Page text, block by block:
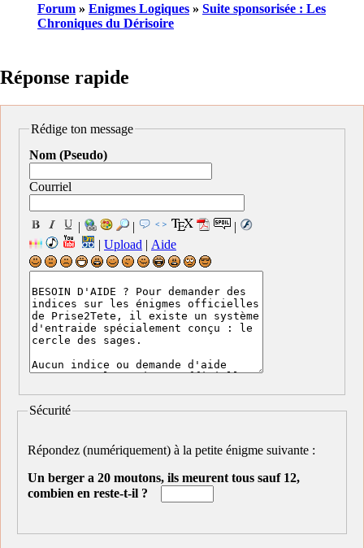
Forum » Enigmes Logiques » Suite sponsorisée : Les
Chroniques du Dérisoire
Réponse rapide
Rédige ton message
Nom (Pseudo)
Courriel
| |
|
| Upload | Aide
Sécurité
Répondez (numériquement) à la petite énigme suivante :
Un berger a 20 moutons, ils meurent tous sauf 12,
combien en reste-t-il ?